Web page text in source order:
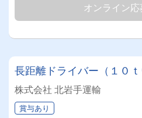
オンライン応
長距離ドライバー（１０ｔ
株式会社 北岩手運輸
賞与あり